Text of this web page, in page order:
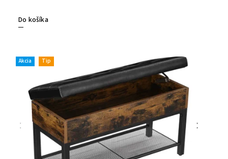
Do košíka
Akcia Tip